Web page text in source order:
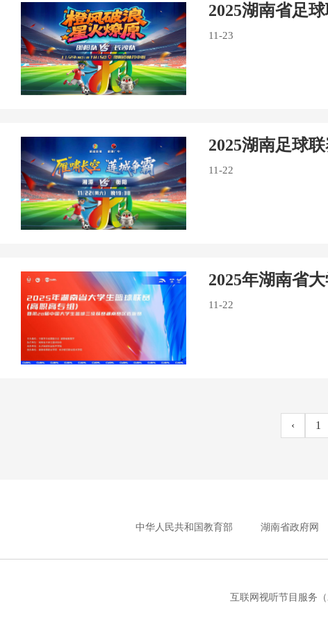
2025湖南省足
11-23
2025湖南足球
11-22
2025年湖南省
11-22
‹ 1
中华人民共和国教育部 湖南省政府网
互联网视听节目服务